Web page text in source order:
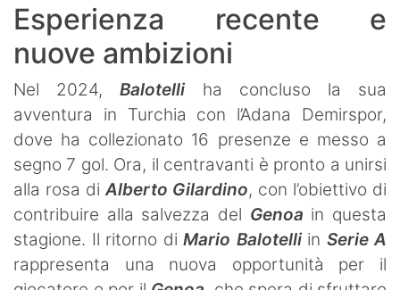
Esperienza recente e
nuove ambizioni
Nel 2024,Balotelli ha concluso la sua
avventura in Turchia con l’Adana Demirspor,
dove ha collezionato 16 presenze e messo a
segno 7 gol. Ora, il centravanti è pronto a unirsi
alla rosa diAlberto Gilardino, con l’obiettivo di
contribuire alla salvezza del Genoa in questa
stagione. Il ritorno di Mario Balotelliin Serie A
rappresenta una nuova opportunità per il